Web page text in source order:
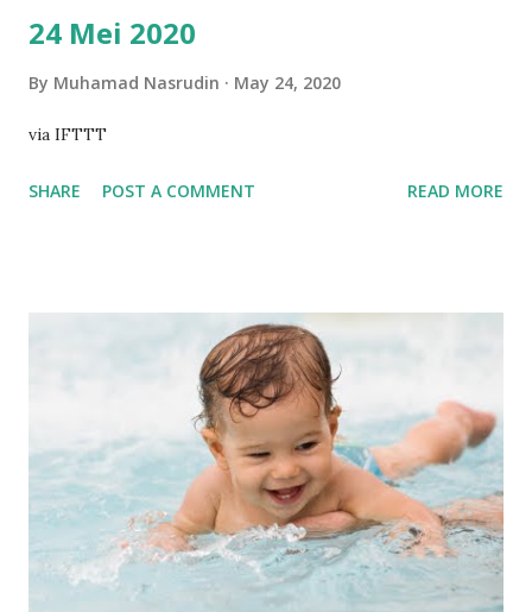
24 Mei 2020
By Muhamad Nasrudin May 24, 2020
via IFTTT
SHARE POST A COMMENT READ MORE